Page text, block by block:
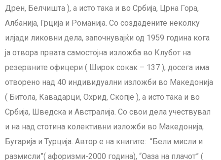
Дрен, Белчишта ), а исто така и во Србија, Црна Гора,
Албанија, Грција и Романија. Со создадените неколку
илјади ликовни дела, започнувајќи од 1959 година кога
ја отвора првата самостојна изложба во Клубот на
резервните офицери ( Широк сокак – 137 ), досега има
отворено над 40 индивидуални изложби во Македонија
( Битола, Кавадарци, Охрид, Скопје ), а исто така и во
Србија, Шведска и Австралија. Со свои дела учествувал
и на над стотина колективни изложби во Македонија,
Бугарија и Турција. Автор е на книгите: “Бели мисли и
размисли”( афоризми-2000 година), “Оаза на плачот” (